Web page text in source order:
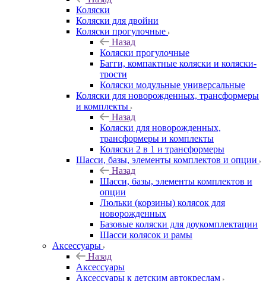
Коляски
Коляски для двойни
Коляски прогулочные
Назад
Коляски прогулочные
Багги, компактные коляски и коляски-
трости
Коляски модульные универсальные
Коляски для новорожденных, трансформеры
и комплекты
Назад
Коляски для новорожденных,
трансформеры и комплекты
Коляски 2 в 1 и трансформеры
Шасси, базы, элементы комплектов и опции
Назад
Шасси, базы, элементы комплектов и
опции
Люльки (корзины) колясок для
новорожденных
Базовые коляски для доукомплектации
Шасси колясок и рамы
Аксессуары
Назад
Аксессуары
Аксессуары к детским автокреслам